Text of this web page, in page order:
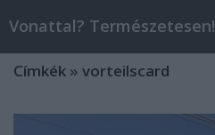
Vonattal? Természetesen!
Címkék » vorteilscard